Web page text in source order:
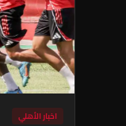
اخبار الأهلي